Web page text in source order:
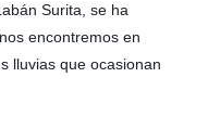
Surita, se ha
encontremos en
lluvias que ocasionan